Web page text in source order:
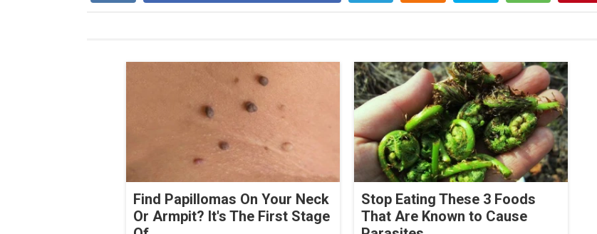
Find Papillomas On Your Neck
Or Armpit? It's The First Stage
Stop Eating These 3 Foods
That Are Known to Cause